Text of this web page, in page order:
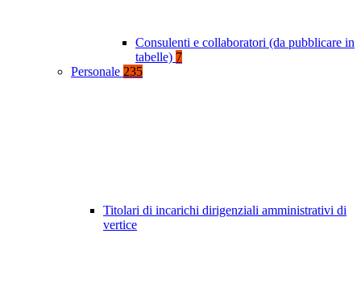
Consulenti e collaboratori (da pubblicare in
tabelle) 7
Personale 235
Titolari di incarichi dirigenziali amministrativi di
vertice